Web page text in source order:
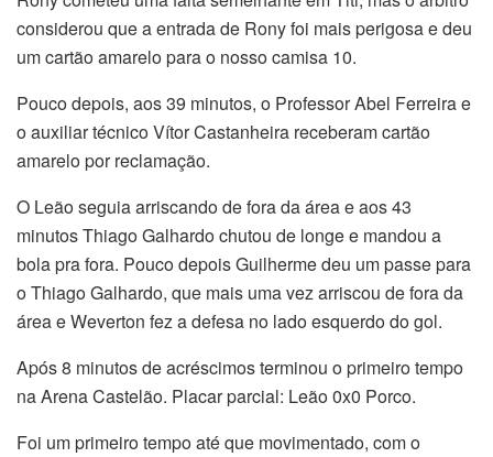
considerou que a entrada de Rony foi mais perigosa e deu
um cartão amarelo para o nosso camisa 10.
Pouco depois, aos 39 minutos, o Professor Abel Ferreira e
o auxiliar técnico Vítor Castanheira receberam cartão
amarelo por reclamação.
O Leão seguia arriscando de fora da área e aos 43
minutos Thiago Galhardo chutou de longe e mandou a
bola pra fora. Pouco depois Guilherme deu um passe para
o Thiago Galhardo, que mais uma vez arriscou de fora da
área e Weverton fez a defesa no lado esquerdo do gol.
Após 8 minutos de acréscimos terminou o primeiro tempo
na Arena Castelão. Placar parcial: Leão 0x0 Porco.
Foi um primeiro tempo até que movimentado, com o